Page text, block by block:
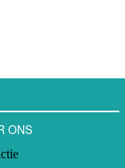
of een relatie tussen
ONS